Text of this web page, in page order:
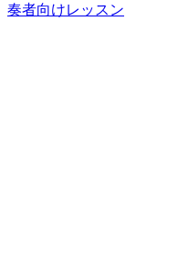
奏者向けレッスン